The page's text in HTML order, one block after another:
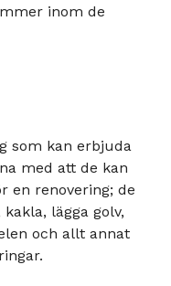
inom de
som kan erbjuda
med att de kan
en renovering; de
lägga golv,
och allt annat